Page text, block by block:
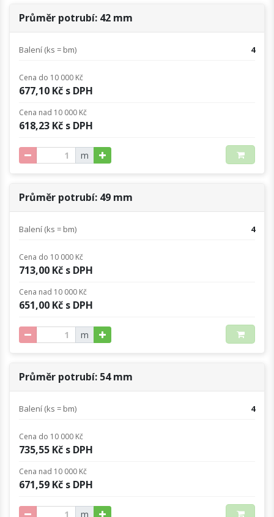
Průměr potrubí: 42 mm
Balení (ks = bm) 4
Cena do 10 000 Kč
677,10 Kč s DPH
Cena nad 10 000 Kč
618,23 Kč s DPH
m
Průměr potrubí: 49 mm
Balení (ks = bm) 4
Cena do 10 000 Kč
713,00 Kč s DPH
Cena nad 10 000 Kč
651,00 Kč s DPH
m
Průměr potrubí: 54 mm
Balení (ks = bm) 4
Cena do 10 000 Kč
735,55 Kč s DPH
Cena nad 10 000 Kč
671,59 Kč s DPH
m